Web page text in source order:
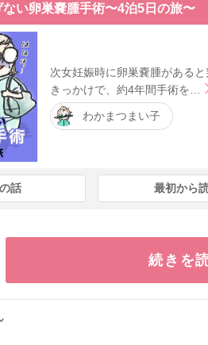
ない卵巣嚢腫手術〜4泊5日の旅〜
次女妊娠時に卵巣嚢腫がある
きっかけで、約4年間手術を…
わかまつまい子
話 最初から
続きを